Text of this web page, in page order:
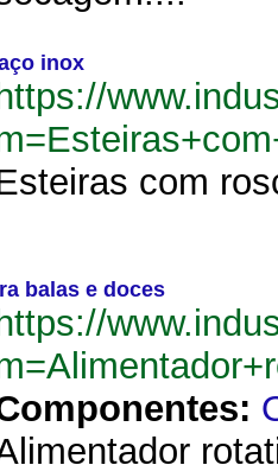
inox
https://
com
balas e doces
https://